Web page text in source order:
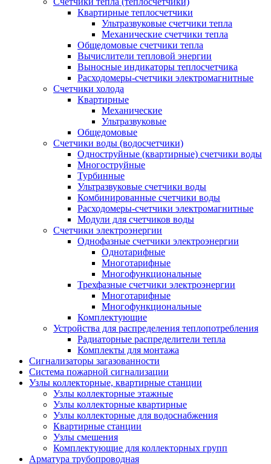
Квартирные теплосчетчики
Ультразвуковые счетчики тепла
Механические счетчики тепла
Общедомовые счетчики тепла
Вычислители тепловой энергии
Выносные индикаторы теплосчетчика
Расходомеры-счетчики электромагнитные
Счетчики холода
Квартирные
Механические
Ультразвуковые
Общедомовые
Счетчики воды (водосчетчики)
Одноструйные (квартирные) счетчики воды
Многоструйные
Турбинные
Ультразвуковые счетчики воды
Комбинированные счетчики воды
Расходомеры-счетчики электромагнитные
Модули для счетчиков воды
Счетчики электроэнергии
Однофазные счетчики электроэнергии
Однотарифные
Многотарифные
Многофункциональные
Трехфазные счетчики электроэнергии
Многотарифные
Многофункциональные
Комплектующие
Устройства для распределения теплопотребления
Радиаторные распределители тепла
Комплекты для монтажа
Сигнализаторы загазованности
Система пожарной сигнализации
Узлы коллекторные, квартирные станции
Узлы коллекторные этажные
Узлы коллекторные квартирные
Узлы коллекторные для водоснабжения
Квартирные станции
Узлы смешения
Комплектующие для коллекторных групп
Арматура трубопроводная